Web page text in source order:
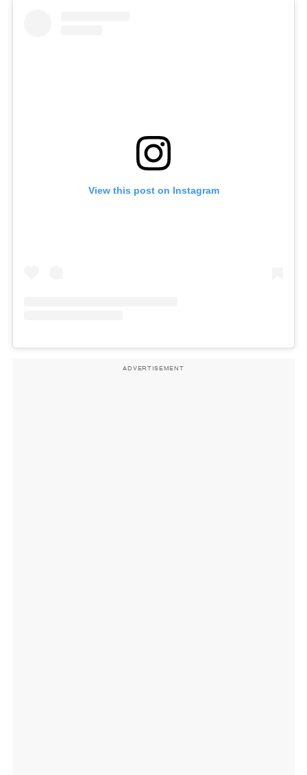
View this post on Instagram
ADVERTISEMENT